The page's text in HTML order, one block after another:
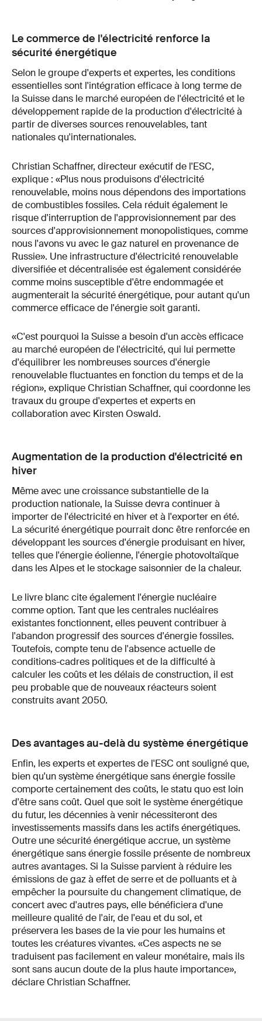
Le commerce de l'électricité renforce la
sécurité énergétique
Selon le groupe d'experts et expertes, les conditions
essentielles sont l'intégration efficace à long terme de
la Suisse dans le marché européen de l'électricité et le
développement rapide de la production d'électricité à
partir de diverses sources renouvelables, tant
nationales qu'internationales.
Christian Schaffner, directeur exécutif de l'ESC,
explique : «Plus nous produisons d'électricité
renouvelable, moins nous dépendons des importations
de combustibles fossiles. Cela réduit également le
risque d'interruption de l'approvisionnement par des
sources d'approvisionnement monopolistiques, comme
nous l'avons vu avec le gaz naturel en provenance de
Russie». Une infrastructure d'électricité renouvelable
diversifiée et décentralisée est également considérée
comme moins susceptible d'être endommagée et
augmenterait la sécurité énergétique, pour autant qu'un
commerce efficace de l'énergie soit garanti.
«C'est pourquoi la Suisse a besoin d'un accès efficace
au marché européen de l'électricité, qui lui permette
d'équilibrer les nombreuses sources d'énergie
renouvelable fluctuantes en fonction du temps et de la
région», explique Christian Schaffner, qui coordonne les
travaux du groupe d'expertes et experts en
collaboration avec Kirsten Oswald.
Augmentation de la production d'électricité en
hiver
Même avec une croissance substantielle de la
production nationale, la Suisse devra continuer à
importer de l'électricité en hiver et à l'exporter en été.
La sécurité énergétique pourrait donc être renforcée en
développant les sources d'énergie produisant en hiver,
telles que l'énergie éolienne, l'énergie photovoltaïque
dans les Alpes et le stockage saisonnier de la chaleur.
Le livre blanc cite également l'énergie nucléaire
comme option. Tant que les centrales nucléaires
existantes fonctionnent, elles peuvent contribuer à
l'abandon progressif des sources d'énergie fossiles.
Toutefois, compte tenu de l'absence actuelle de
conditions-cadres politiques et de la difficulté à
calculer les coûts et les délais de construction, il est
peu probable que de nouveaux réacteurs soient
construits avant 2050.
Des avantages au-delà du système énergétique
Enfin, les experts et expertes de l'ESC ont souligné que,
bien qu'un système énergétique sans énergie fossile
comporte certainement des coûts, le statu quo est loin
d'être sans coût. Quel que soit le système énergétique
du futur, les décennies à venir nécessiteront des
investissements massifs dans les actifs énergétiques.
Outre une sécurité énergétique accrue, un système
énergétique sans énergie fossile présente de nombreux
autres avantages. Si la Suisse parvient à réduire les
émissions de gaz à effet de serre et de polluants et à
empêcher la poursuite du changement climatique, de
concert avec d'autres pays, elle bénéficiera d'une
meilleure qualité de l'air, de l'eau et du sol, et
préservera les bases de la vie pour les humains et
toutes les créatures vivantes. «Ces aspects ne se
traduisent pas facilement en valeur monétaire, mais ils
sont sans aucun doute de la plus haute importance»,
déclare Christian Schaffner.